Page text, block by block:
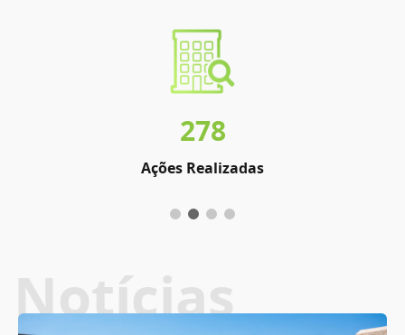
278
Ações Realizadas
Notícias